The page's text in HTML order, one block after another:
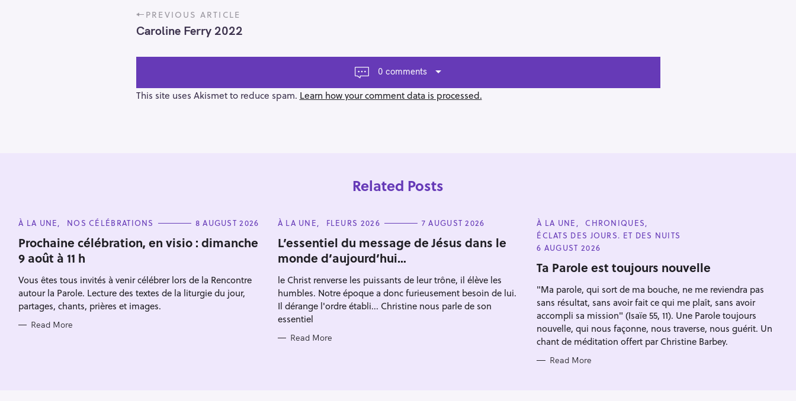
P
o
s
t
v
PREVIOUS ARTICLE
Caroline Ferry 2022
0 comments
This site uses Akismet to reduce spam. Learn how your comment data is processed.
Related Posts
C
T
E
G
O
I
S
À LA UNE NOS CÉLÉBRATIONS 8 AUGUST 2026
Prochaine célébration, en visio : dimanche
9 août à 11 h
Vous êtes tous invités à venir célébrer lors de la Rencontre
autour la Parole. Lecture des textes de la liturgie du jour,
partages, chants, prières et images.
Read More
C
T
E
G
O
I
E
S
À LA UNE FLEURS 2026 7 AUGUST 2026
L’essentiel du message de Jésus dans le
monde d’aujourd’hui…
le Christ renverse les puissants de leur trône, il élève les
humbles. Notre époque a donc furieusement besoin de lui.
Il dérange l'ordre établi... Christine nous parle de son
essentiel
Read More
C
A
T
E
O
R
E
S
À LA UNE
CHRONIQUES
ÉCLATS DES JOURS. ET DES NUITS
6 AUGUST 2026
Ta Parole est toujours nouvelle
"Ma parole, qui sort de ma bouche, ne me reviendra pas
sans résultat, sans avoir fait ce qui me plaît, sans avoir
accompli sa mission" (Isaïe 55, 11). Une Parole toujours
nouvelle, qui nous façonne, nous traverse, nous guérit. Un
chant de méditation offert par Christine Barbey.
Read More
a
r
h
f
o